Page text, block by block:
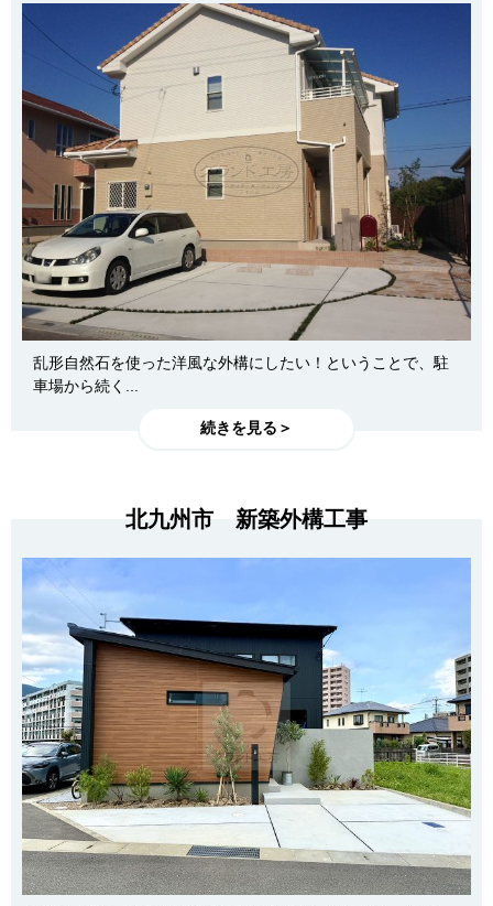
乱形自然石を使った洋風な外構にしたい！ということで、駐
車場から続く...
続きを見る＞
北九州市 新築外構工事